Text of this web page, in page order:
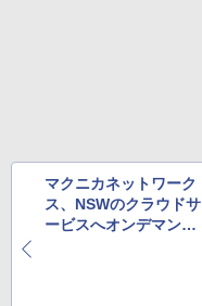
マクニカネットワーク
ス、NSWのクラウドサ
ービスへオンデマンド